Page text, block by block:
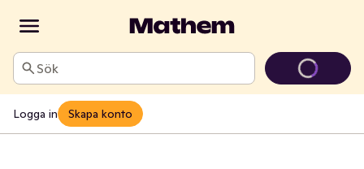
Sök
Logga in Skapa konto